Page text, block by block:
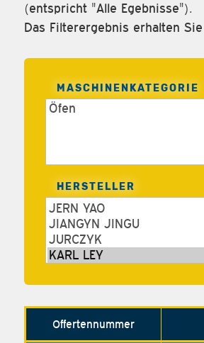
(entspricht "Alle Egebnisse").
Das Filterergebnis erhalten
MASCHINENKATEGORIE
HERSTELLER
Offerten­nummer